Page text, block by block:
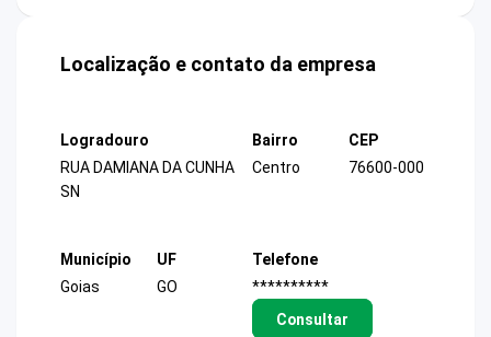
Localização e contato da empresa
Logradouro
RUA DAMIANA DA CUNHA
SN
Bairro
Centro
CEP
76600-000
Município
Goias
UF
GO
Telefone
**********
Consultar